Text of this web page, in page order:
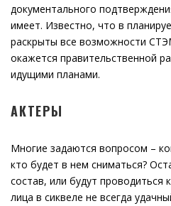
документального
имеет. Известно, что в
раскрыты все возможности
окажется правительственной
идущими планами.
АКТЕРЫ
Многие задаются вопросом –
кто будет в нем сниматься?
состав, или будут проводиться
лица в сиквеле не всегда